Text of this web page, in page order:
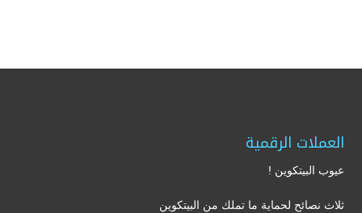
العملات الرقمية
عيوب البيتكوين !
ثلاث نصائح لحماية ما تملك من البيتكوين